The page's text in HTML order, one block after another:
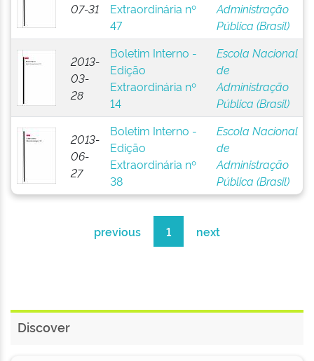
07-31
Extraordinária nº
47
Administração
Pública (Brasil)
2013-
03-
28
Boletim Interno -
Edição
Extraordinária nº
14
Escola Nacional
de
Administração
Pública (Brasil)
2013-
06-
27
Boletim Interno -
Edição
Extraordinária nº
38
Escola Nacional
de
Administração
Pública (Brasil)
previous 1 next
Discover